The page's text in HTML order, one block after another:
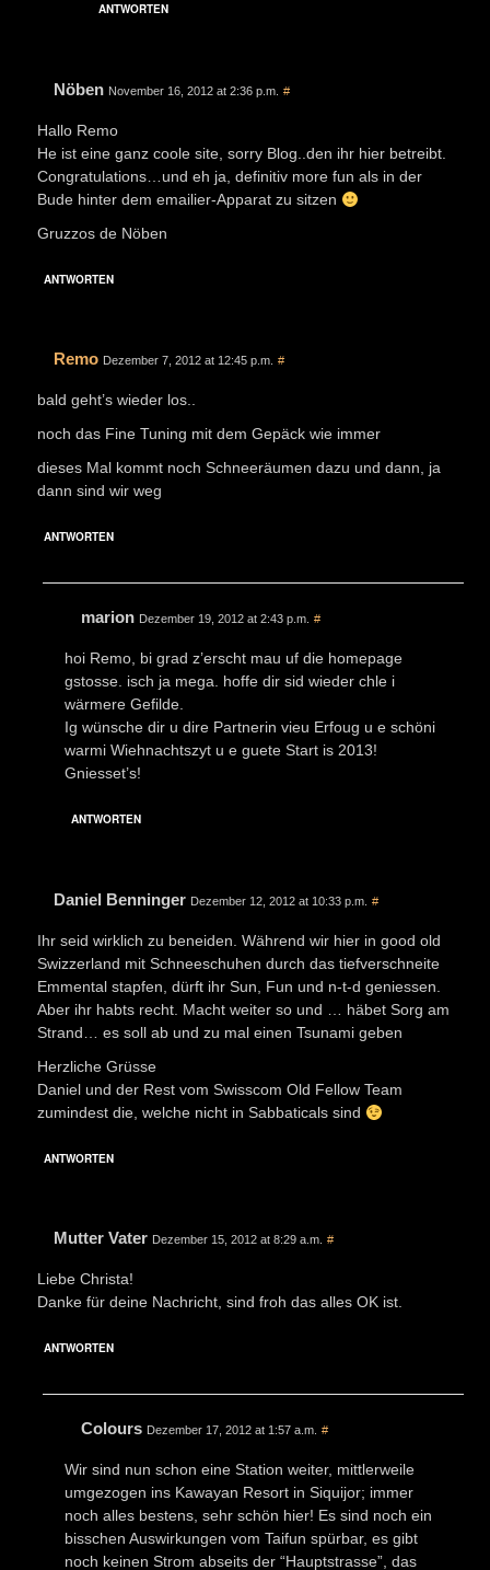
ANTWORTEN
Nöben November 16, 2012 at 2:36 p.m. #
Hallo Remo
He ist eine ganz coole site, sorry Blog..den ihr hier betreibt.
Congratulations…und eh ja, definitiv more fun als in der
Bude hinter dem emailier-Apparat zu sitzen
Gruzzos de Nöben
ANTWORTEN
Remo Dezember 7, 2012 at 12:45 p.m. #
bald geht’s wieder los..
noch das Fine Tuning mit dem Gepäck wie immer
dieses Mal kommt noch Schneeräumen dazu und dann, ja
dann sind wir weg
ANTWORTEN
marion Dezember 19, 2012 at 2:43 p.m. #
hoi Remo, bi grad z’erscht mau uf die homepage
gstosse. isch ja mega. hoffe dir sid wieder chle i
wärmere Gefilde.
Ig wünsche dir u dire Partnerin vieu Erfoug u e schöni
warmi Wiehnachtszyt u e guete Start is 2013!
Gniesset’s!
ANTWORTEN
Daniel Benninger Dezember 12, 2012 at 10:33 p.m. #
Ihr seid wirklich zu beneiden. Während wir hier in good old
Swizzerland mit Schneeschuhen durch das tiefverschneite
Emmental stapfen, dürft ihr Sun, Fun und n-t-d geniessen.
Aber ihr habts recht. Macht weiter so und … häbet Sorg am
Strand… es soll ab und zu mal einen Tsunami geben
Herzliche Grüsse
Daniel und der Rest vom Swisscom Old Fellow Team
zumindest die, welche nicht in Sabbaticals sind
ANTWORTEN
Mutter Vater Dezember 15, 2012 at 8:29 a.m. #
Liebe Christa!
Danke für deine Nachricht, sind froh das alles OK ist.
ANTWORTEN
Colours Dezember 17, 2012 at 1:57 a.m. #
Wir sind nun schon eine Station weiter, mittlerweile
umgezogen ins Kawayan Resort in Siquijor; immer
noch alles bestens, sehr schön hier! Es sind noch ein
bisschen Auswirkungen vom Taifun spürbar, es gibt
noch keinen Strom abseits der “Hauptstrasse”, das